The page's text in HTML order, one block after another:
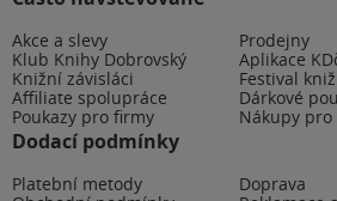
Akce a slevy
Prodejny
Klub Knihy Dobrovský
Aplikace
Knižní závisláci
Festival
Affiliate spolupráce
Dárkové
Poukazy pro firmy
Nákupy pro
Dodací podmínky
Platební metody
Doprava